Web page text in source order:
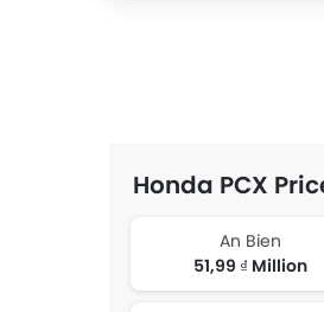
Honda PCX
An Bien
51,99 ₫ Million